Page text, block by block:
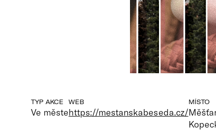
TYP AKCE
Ve měste
WEB
https://mestanskabeseda.cz/
MÍSTO